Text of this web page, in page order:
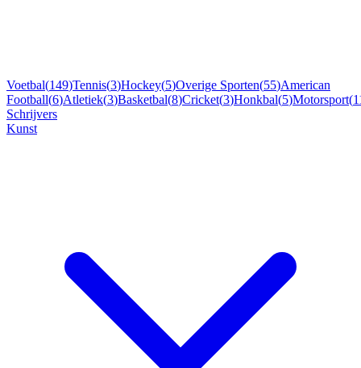
Voetbal(149)Tennis(3)Hockey(5)Overige Sporten(55)American
Football(6)Atletiek(3)Basketbal(8)Cricket(3)Honkbal(5)Motorsport(
Schrijvers
Kunst